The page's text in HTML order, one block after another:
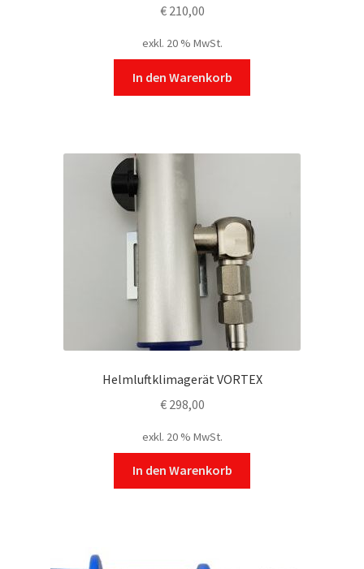
€210,00
exkl. 20 % MwSt.
In den Warenkorb
Helmluftklimagerät VORTEX
€298,00
exkl. 20 % MwSt.
In den Warenkorb